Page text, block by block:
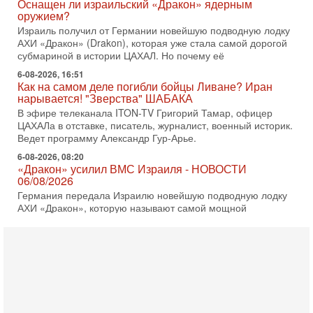
Как на самом деле погибли бойцы Ливане? Иран
нарывается! "Зверства" ШАБАКА
В эфире телеканала ITON-TV Григорий Тамар, офицер
ЦАХАЛа в отставке, писатель, журналист, военный историк.
Ведет программу Александр Гур-Арье.
6-08-2026, 08:20
«Дракон» усилил ВМС Израиля - НОВОСТИ
06/08/2026
Германия передала Израилю новейшую подводную лодку
АХИ «Дракон», которую называют самой мощной
субмариной на Ближнем Востоке. Передача прошла на
5-08-2026, 18:16
Сколько ещё Нетаниягу продержится у власти?
«Нетаниягу вечен?» — почему предстоящие выборы в
Израиле могут стать самыми интригующими? Биньямин
Нетаниягу снова уверенно заявляет, что победа на